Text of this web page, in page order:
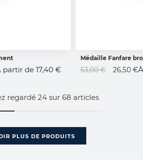
PANIER
partir de 17,40 €
Médaille Fanfare
Prix
26,50 €
53,00 €
regardé 24 sur 68 articles
PLUS DE PRODUITS